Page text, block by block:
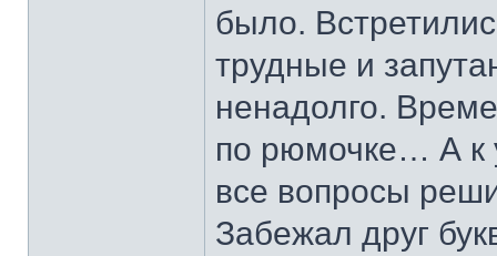
было.
трудные и
ненадолго.
по рюмочке… А к
все вопросы
Забежал друг